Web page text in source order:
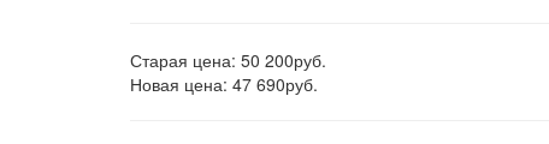
Старая цена: 50 200руб.
Новая цена: 47 690руб.